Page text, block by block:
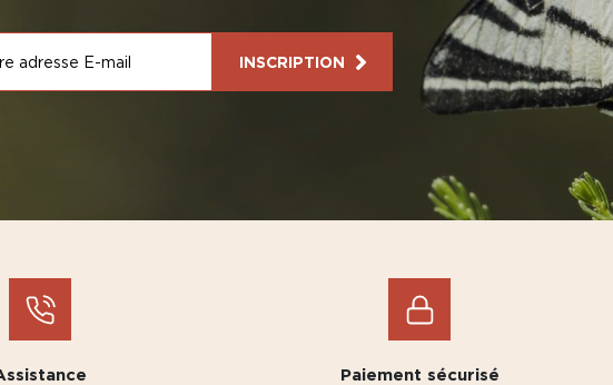
INSCRIPTION
Paiement sécurisé